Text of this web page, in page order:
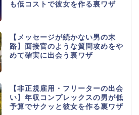
も低コストで彼女を作る裏ワザ
【メッセージが続かない男の末
路】面接官のような質問攻めをや
めて確実に出会う裏ワザ
【非正規雇用・フリーターの出会
い】年収コンプレックスの男が低
予算でサクッと彼女を作る裏ワザ